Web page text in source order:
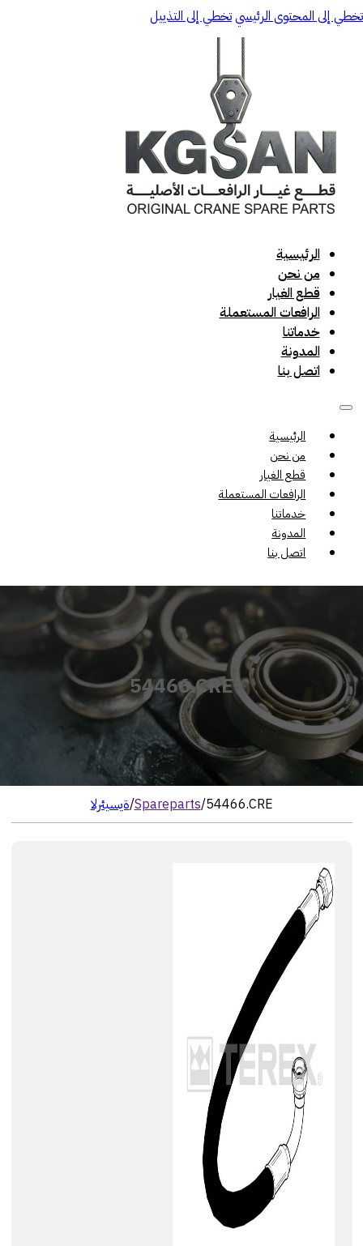
تخطي إلى المحتوى الرئيسيتخطي إلى التذييل
الرئيسية
من نحن
قطع الغيار
الرافعات المستعملة
خدماتنا
المدونة
اتصل بنا
الرئيسية
من نحن
قطع الغيار
الرافعات المستعملة
خدماتنا
المدونة
اتصل بنا
54466.CRE
الرئيسية/Spareparts/54466.CRE